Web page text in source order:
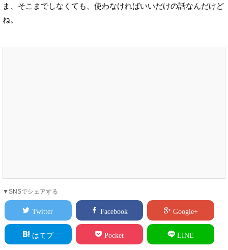
ま、そこまでしなくても、使わなければいいだけの話なんだけど
ね。
▼SNSでシェアする
Twitter Facebook Google+
はてブ Pocket LINE